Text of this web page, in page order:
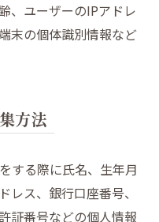
、ユーザーのIPアドレ
末の個体識別情報など
方法
する際に氏名、生年月
レス、銀行口座番号、
証番号などの個人情報